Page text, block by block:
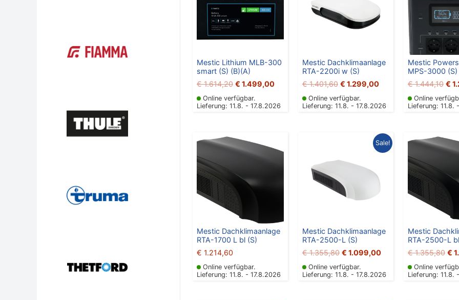
Mestic Lithium MLB-300
smart (S) (B)(A)
€1.614,20 € 1.499,00
Online verfügbar.
Lieferung: 11.8. - 17.8.2026
Mestic Dachklimaanlage
RTA-2200i w (S)
€1.401,60 € 1.299,00
Online verfügbar.
Lieferung: 11.8. - 17.8.2026
Mestic
MPS-3000 (S)
€1.444,10 €
Online
Lieferung: 11.8.
Mestic Dachklimaanlage
RTA-1700 L bl (S)
€ 1.214,60
Online verfügbar.
Lieferung: 11.8. - 17.8.2026
Sale!
Mestic Dachklimaanlage
RTA-2500-L (S)
€1.355,80
Ursprünglicher
€ 1.355,80
€ 1.099,00
Aktueller
Preis
ist:
€ 1.099,00.
Online verfügbar.
Lieferung: 11.8. - 17.8.2026
Mestic
RTA-2500-L
€1.355,80 €
Online
Lieferung: 11.8.